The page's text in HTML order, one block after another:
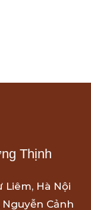
Thịnh
Liêm, Hà Nội
Cảnh